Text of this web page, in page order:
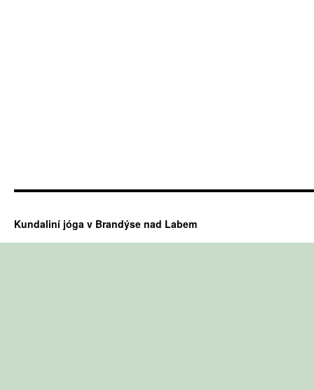
Kundaliní jóga v Brandýse nad Labem